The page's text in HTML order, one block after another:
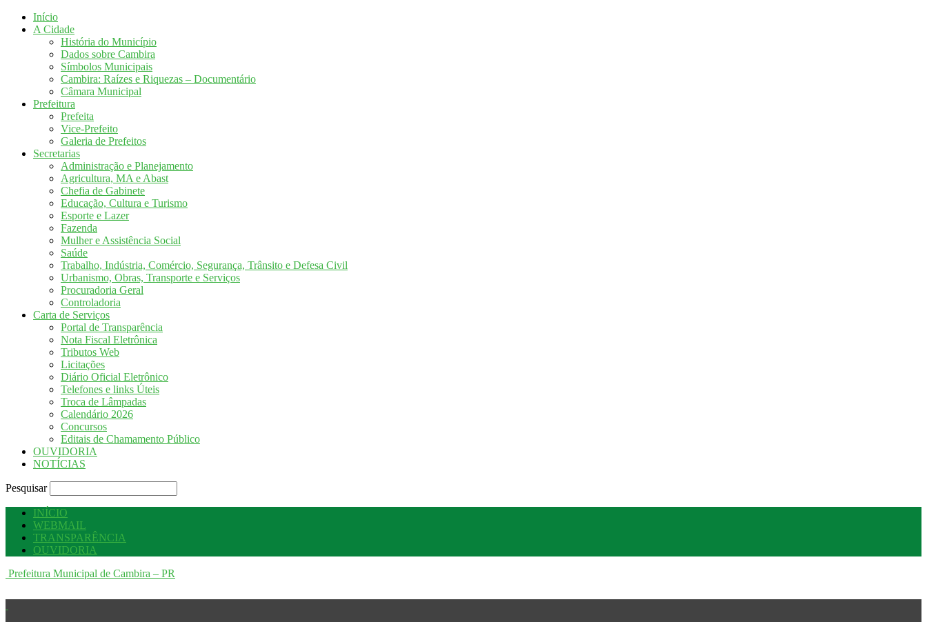
Início
A Cidade
História do Município
Dados sobre Cambira
Símbolos Municipais
Cambira: Raízes e Riquezas – Documentário
Câmara Municipal
Prefeitura
Prefeita
Vice-Prefeito
Galeria de Prefeitos
Secretarias
Administração e Planejamento
Agricultura, MA e Abast
Chefia de Gabinete
Educação, Cultura e Turismo
Esporte e Lazer
Fazenda
Mulher e Assistência Social
Saúde
Trabalho, Indústria, Comércio, Segurança, Trânsito e Defesa Civil
Urbanismo, Obras, Transporte e Serviços
Procuradoria Geral
Controladoria
Carta de Serviços
Portal de Transparência
Nota Fiscal Eletrônica
Tributos Web
Licitações
Diário Oficial Eletrônico
Telefones e links Úteis
Troca de Lâmpadas
Calendário 2026
Concursos
Editais de Chamamento Público
OUVIDORIA
NOTÍCIAS
Pesquisar
INÍCIO
WEBMAIL
TRANSPARÊNCIA
OUVIDORIA
Prefeitura Municipal de Cambira – PR